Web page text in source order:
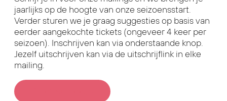
jaarlijks op de hoogte van onze seizoensstart.
Verder sturen we je graag suggesties op basis van
eerder aangekochte tickets (ongeveer 4 keer per
seizoen). Inschrijven kan via onderstaande knop.
Jezelf uitschrijven kan via de uitschrijflink in elke
mailing.